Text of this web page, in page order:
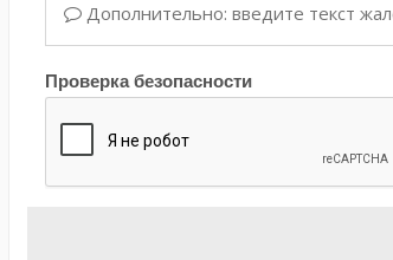
Дополнительно: введите текст
Проверка безопасности